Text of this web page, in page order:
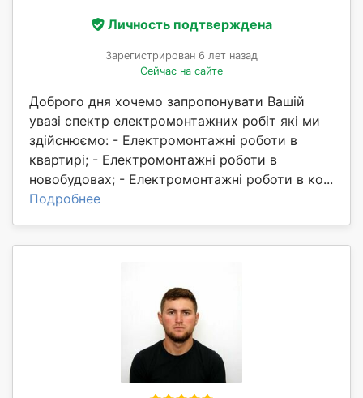
Личность подтверждена
Зарегистрирован 6 лет назад
Сейчас на сайте
Доброго дня хочемо запропонувати Вашій
увазі спектр електромонтажних робіт які ми
здійснюємо: - Електромонтажні роботи в
квартирі; - Електромонтажні роботи в
новобудовах; - Електромонтажні роботи в ко...
Подробнее